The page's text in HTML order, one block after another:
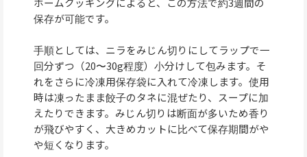
保存が可能です。
手順としては、ニラをみじん切りにしてラップで一
回分ずつ（20〜30g程度）小分けして包みます。そ
れをさらに冷凍用保存袋に入れて冷凍します。使用
時は凍ったまま餃子のタネに混ぜたり、スープに加
えたりできます。みじん切りは断面が多いため香り
が飛びやすく、大きめカットに比べて保存期間がや
や短くなります。